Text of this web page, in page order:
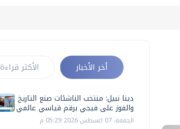
أخر الأخبار الأكثر قراءة
دينا نبيل: منتخب الناشئات صنع التاريخ
والفوز على فيجي برقم قياسي عالمي
الجمعة، 07 اغسطس 2026 05:29 م